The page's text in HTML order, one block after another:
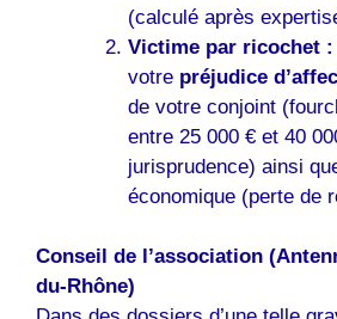
(calculé après
Victime par ricochet :
votre préjudice
de votre conjoint
entre 25 000 € et 40
jurisprudence) ainsi
économique (perte de
Conseil de l’association
du-Rhône)